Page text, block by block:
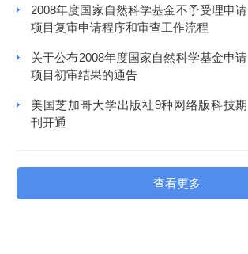
2008年度国家自然科学基金不予受理申请
项目复审申请程序和审查工作流程
关于公布2008年度国家自然科学基金申请
项目初审结果的通告
美国芝加哥大学出版社9种网络版科技期
刊开通
查看更多